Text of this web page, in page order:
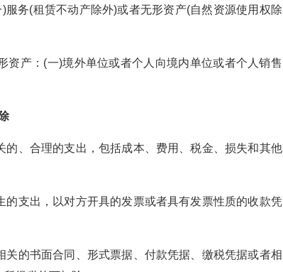
务(租赁不动产除外)或者无形资产(自然资源使用权除
产：(一)境外单位或者个人向境内单位或者个人销售
、合理的支出，包括成本、费用、税金、损失和其他
支出，以对方开具的发票或者具有发票性质的收款凭
的书面合同、形式票据、付款凭据、缴税凭据或者相